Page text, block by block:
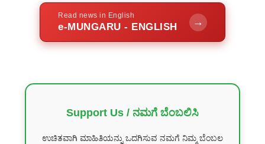
Read news in English
e-MUNGARU - ENGLISH →
Support Us / ನಮಗೆ ಬೆಂಬಲಿಸಿ
ಉಚಿತವಾಗಿ ಮಾಹಿತಿಯನ್ನು ಒದಗಿಸುವ ನಮಗೆ ನಿಮ್ಮ ಬೆಂಬಲ